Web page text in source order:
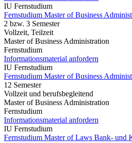
IU Fernstudium
Fernstudium Master of Business
2 bzw. 3 Semester
Vollzeit, Teilzeit
Master of Business Administration
Fernstudium
Informationsmaterial anfordern
IU Fernstudium
Fernstudium Master of Business
12 Semester
Vollzeit und berufsbegleitend
Master of Business Administration
Fernstudium
Informationsmaterial anfordern
IU Fernstudium
Fernstudium Master of Laws Bank- und